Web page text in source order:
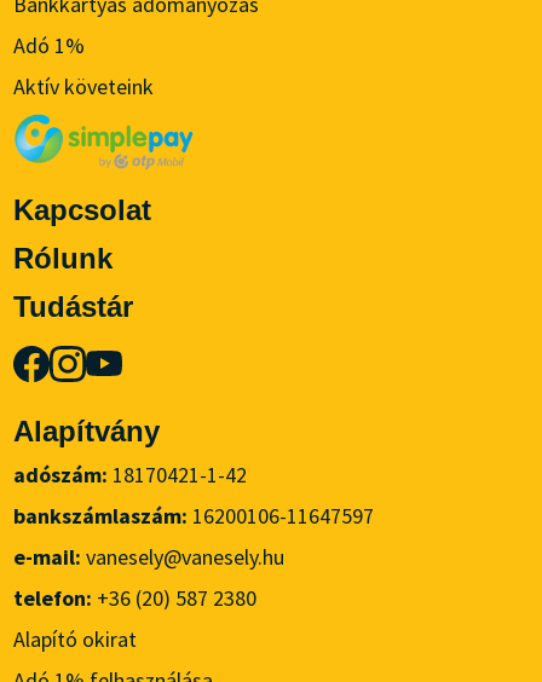
Adó 1%
Aktív követeink
Kapcsolat
Rólunk
Tudástár
Alapítvány
adószám: 18170421-1-42
bankszámlaszám: 16200106-11647597
e-mail:vanesely@vanesely.hu
telefon: +36 (20) 587 2380
Alapító okirat